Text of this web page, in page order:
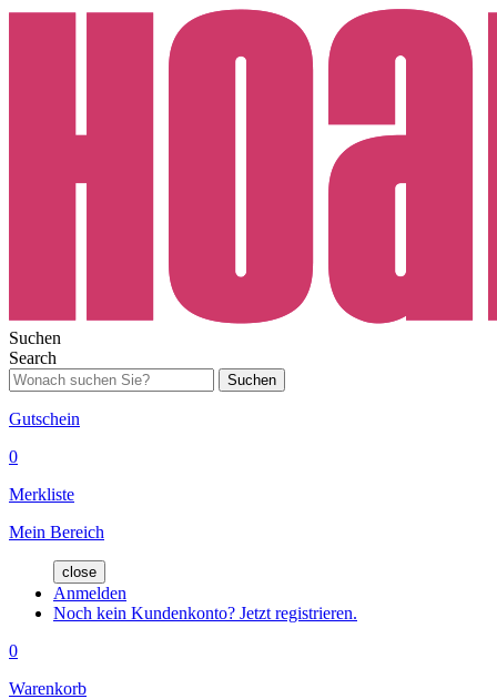
Suchen
Search
Suchen
Gutschein
0
Merkliste
Mein Bereich
close
Anmelden
Noch kein Kundenkonto? Jetzt registrieren.
0
Warenkorb